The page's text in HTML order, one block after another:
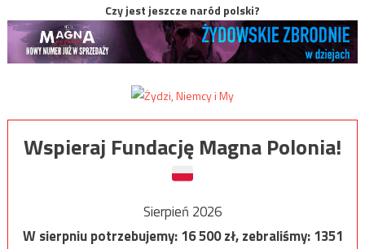
Czy jest jeszcze naród polski?
Wspieraj Fundację Magna Polonia!
Sierpień 2026
W sierpniu potrzebujemy:16 500zł, zebraliśmy:1351